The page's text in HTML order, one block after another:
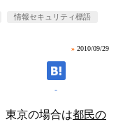
情報セキュリティ標語
» 2010/09/29
-
東京の場合は都民の